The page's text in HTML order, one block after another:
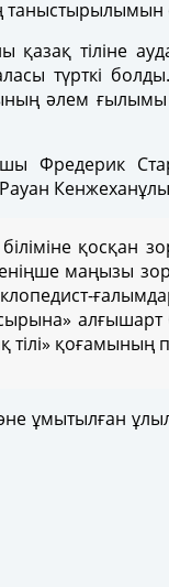
қазақ тіліне
түрткі
әлем
Фредерик
қосқан
маңызы
тілі»
ұмытылған